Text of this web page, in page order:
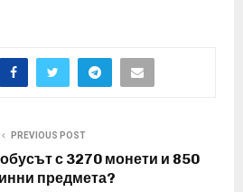
PREVIOUS POST
с 3270 монети и 850
предмета?